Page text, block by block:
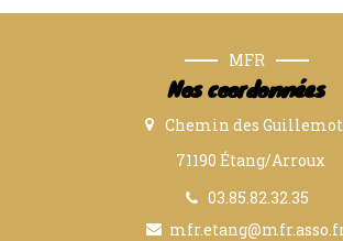
MFR
Nos coordonnées
Chemin des
71190 Étang/Arroux
03.85.82.32.35